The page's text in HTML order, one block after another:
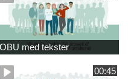
OBU med tekster
00:45